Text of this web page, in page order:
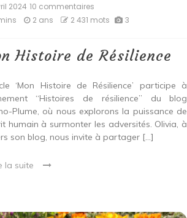
2024 10 commentaires
Mon
Résilience
2 ans 2 431 mots 3
Histoire de Résilience
‘Mon Histoire de Résilience’ participe à
“Histoires de résilience” du blog
Plume, où nous explorons la puissance de
humain à surmonter les adversités. Olivia, à
son blog, nous invite à partager […]
la suite